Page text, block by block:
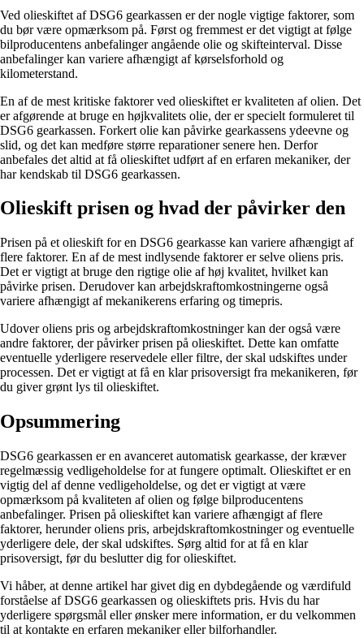
Ved olieskiftet af DSG6 gearkassen er der nogle vigtige faktorer, som
du bør være opmærksom på. Først og fremmest er det vigtigt at følge
bilproducentens anbefalinger angående olie og skifteinterval. Disse
anbefalinger kan variere afhængigt af kørselsforhold og
kilometerstand.
En af de mest kritiske faktorer ved olieskiftet er kvaliteten af olien. Det
er afgørende at bruge en højkvalitets olie, der er specielt formuleret til
DSG6 gearkassen. Forkert olie kan påvirke gearkassens ydeevne og
slid, og det kan medføre større reparationer senere hen. Derfor
anbefales det altid at få olieskiftet udført af en erfaren mekaniker, der
har kendskab til DSG6 gearkassen.
Olieskift prisen og hvad der påvirker den
Prisen på et olieskift for en DSG6 gearkasse kan variere afhængigt af
flere faktorer. En af de mest indlysende faktorer er selve oliens pris.
Det er vigtigt at bruge den rigtige olie af høj kvalitet, hvilket kan
påvirke prisen. Derudover kan arbejdskraftomkostningerne også
variere afhængigt af mekanikerens erfaring og timepris.
Udover oliens pris og arbejdskraftomkostninger kan der også være
andre faktorer, der påvirker prisen på olieskiftet. Dette kan omfatte
eventuelle yderligere reservedele eller filtre, der skal udskiftes under
processen. Det er vigtigt at få en klar prisoversigt fra mekanikeren, før
du giver grønt lys til olieskiftet.
Opsummering
DSG6 gearkassen er en avanceret automatisk gearkasse, der kræver
regelmæssig vedligeholdelse for at fungere optimalt. Olieskiftet er en
vigtig del af denne vedligeholdelse, og det er vigtigt at være
opmærksom på kvaliteten af olien og følge bilproducentens
anbefalinger. Prisen på olieskiftet kan variere afhængigt af flere
faktorer, herunder oliens pris, arbejdskraftomkostninger og eventuelle
yderligere dele, der skal udskiftes. Sørg altid for at få en klar
prisoversigt, før du beslutter dig for olieskiftet.
Vi håber, at denne artikel har givet dig en dybdegående og værdifuld
forståelse af DSG6 gearkassen og olieskiftets pris. Hvis du har
yderligere spørgsmål eller ønsker mere information, er du velkommen
til at kontakte en erfaren mekaniker eller bilforhandler.